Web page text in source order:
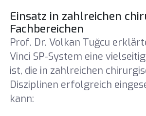
Einsatz in zahlreichen
Fachbereichen
Prof. Dr. Volkan Tuğcu
Vinci SP-System eine
ist, die in zahlreichen
Disziplinen erfolgreich
kann: